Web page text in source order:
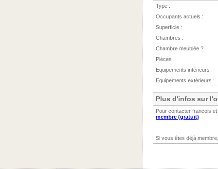
Type :
Occupants actuels :
Superficie :
Chambres :
Chambre meublée ?
Pièces :
Equipements intérieurs :
Equipements extérieurs :
Plus d'infos sur
Pour contacter francois
membre (gratuit)
Si vous êtes déjà